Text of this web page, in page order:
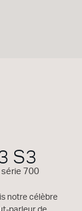
S3
700
notre célèbre